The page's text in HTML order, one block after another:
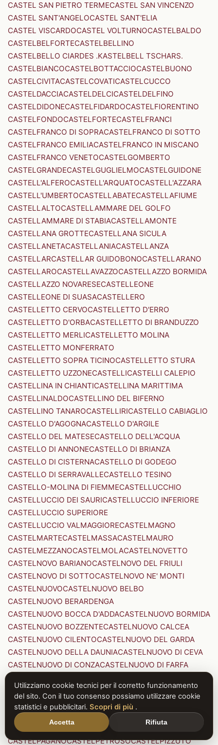
CASTEL SAN PIETRO TERMECASTEL SAN VINCENZO
CASTEL SANT'ANGELOCASTEL SANT'ELIA
CASTEL VISCARDOCASTEL VOLTURNOCASTELBALDO
CASTELBELFORTECASTELBELLINO
CASTELBELLO CIARDES .KASTELBELL TSCHARS.
CASTELBIANCOCASTELBOTTACCIOCASTELBUONO
CASTELCIVITACASTELCOVATICASTELCUCCO
CASTELDACCIACASTELDELCICASTELDELFINO
CASTELDIDONECASTELFIDARDOCASTELFIORENTINO
CASTELFONDOCASTELFORTECASTELFRANCI
CASTELFRANCO DI SOPRACASTELFRANCO DI SOTTO
CASTELFRANCO EMILIACASTELFRANCO IN MISCANO
CASTELFRANCO VENETOCASTELGOMBERTO
CASTELGRANDECASTELGUGLIELMOCASTELGUIDONE
CASTELL'ALFEROCASTELL'ARQUATOCASTELL'AZZARA
CASTELL'UMBERTOCASTELLABATECASTELLAFIUME
CASTELLALTOCASTELLAMMARE DEL GOLFO
CASTELLAMMARE DI STABIACASTELLAMONTE
CASTELLANA GROTTECASTELLANA SICULA
CASTELLANETACASTELLANIACASTELLANZA
CASTELLARCASTELLAR GUIDOBONOCASTELLARANO
CASTELLAROCASTELLAVAZZOCASTELLAZZO BORMIDA
CASTELLAZZO NOVARESECASTELLEONE
CASTELLEONE DI SUASACASTELLERO
CASTELLETTO CERVOCASTELLETTO D'ERRO
CASTELLETTO D'ORBACASTELLETTO DI BRANDUZZO
CASTELLETTO MERLICASTELLETTO MOLINA
CASTELLETTO MONFERRATO
CASTELLETTO SOPRA TICINOCASTELLETTO STURA
CASTELLETTO UZZONECASTELLICASTELLI CALEPIO
CASTELLINA IN CHIANTICASTELLINA MARITTIMA
CASTELLINALDOCASTELLINO DEL BIFERNO
CASTELLINO TANAROCASTELLIRICASTELLO CABIAGLIO
CASTELLO D'AGOGNACASTELLO D'ARGILE
CASTELLO DEL MATESECASTELLO DELL'ACQUA
CASTELLO DI ANNONECASTELLO DI BRIANZA
CASTELLO DI CISTERNACASTELLO DI GODEGO
CASTELLO DI SERRAVALLECASTELLO TESINO
CASTELLO-MOLINA DI FIEMMECASTELLUCCHIO
CASTELLUCCIO DEI SAURICASTELLUCCIO INFERIORE
CASTELLUCCIO SUPERIORE
CASTELLUCCIO VALMAGGIORECASTELMAGNO
CASTELMARTECASTELMASSACASTELMAURO
CASTELMEZZANOCASTELMOLACASTELNOVETTO
CASTELNOVO BARIANOCASTELNOVO DEL FRIULI
CASTELNOVO DI SOTTOCASTELNOVO NE' MONTI
CASTELNUOVOCASTELNUOVO BELBO
CASTELNUOVO BERARDENGA
CASTELNUOVO BOCCA D'ADDACASTELNUOVO BORMIDA
CASTELNUOVO BOZZENTECASTELNUOVO CALCEA
CASTELNUOVO CILENTOCASTELNUOVO DEL GARDA
CASTELNUOVO DELLA DAUNIACASTELNUOVO DI CEVA
CASTELNUOVO DI CONZACASTELNUOVO DI FARFA
CASTELNUOVO DI PORTO CASTELNUOVO DON BOSCO
CASTELNUOVO MAGRACASTELNUOVO NIGRA
CASTELNUOVO PARANOCASTELNUOVO RANGONE
CASTELNUOVO SCRIVIA
CASTELNUOVO VAL DI CECINA
CASTELPAGANOCASTELPETROSOCASTELPIZZUTO
Utilizziamo cookie tecnici per il corretto funzionamento
del sito. Con il tuo consenso possiamo utilizzare cookie
statistici e pubblicitari. Scopri di più .
Accetta Rifiuta